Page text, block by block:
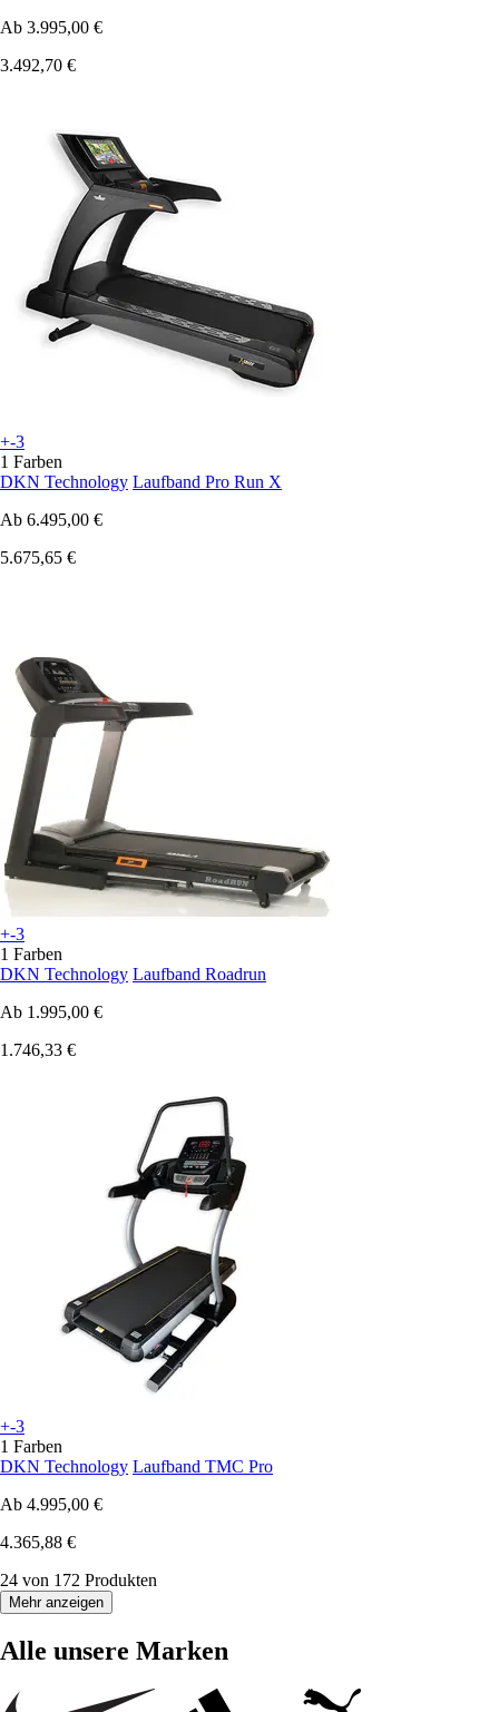
Ab 3.995,00 €
3.492,70 €
+-3
1 Farben
DKN Technology Laufband Pro Run X
Ab 6.495,00 €
5.675,65 €
+-3
1 Farben
DKN Technology Laufband Roadrun
Ab 1.995,00 €
1.746,33 €
+-3
1 Farben
DKN Technology Laufband TMC Pro
Ab 4.995,00 €
4.365,88 €
24 von 172 Produkten
Mehr anzeigen
Alle unsere Marken